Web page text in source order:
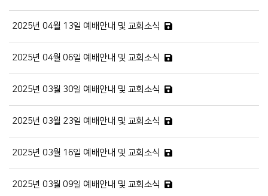
2025년 04월 13일 예배안내 및 교회소식
2025년 04월 06일 예배안내 및 교회소식
2025년 03월 30일 예배안내 및 교회소식
2025년 03월 23일 예배안내 및 교회소식
2025년 03월 16일 예배안내 및 교회소식
2025년 03월 09일 예배안내 및 교회소식